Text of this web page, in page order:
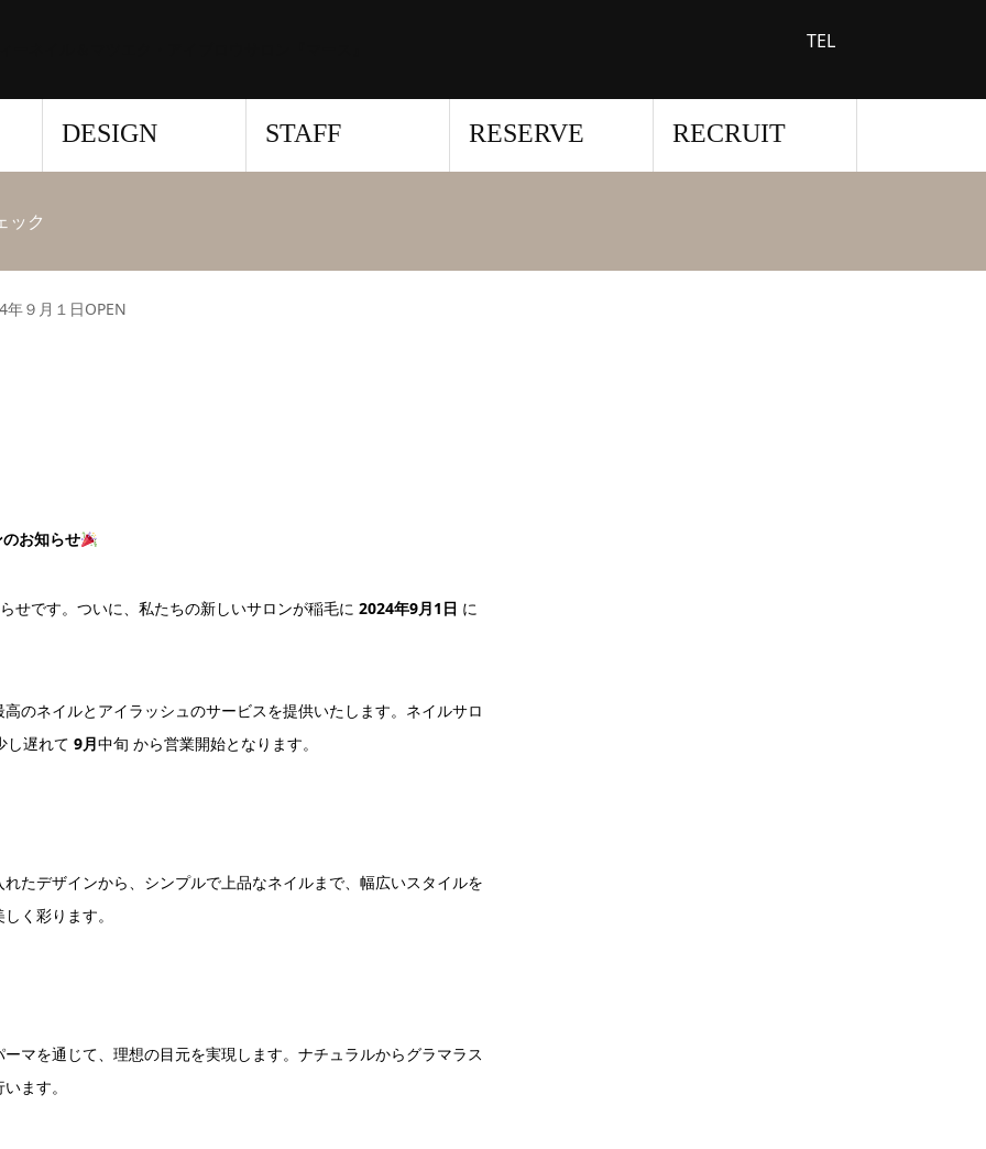
TEL
DESIGN STAFF RESERVE RECRUIT
ック
年９月１日OPEN
お知らせ
せです。ついに、私たちの新しいサロンが稲毛に 2024年9月1日 に
のネイルとアイラッシュのサービスを提供いたします。ネイルサロ
し遅れて 9月中旬 から営業開始となります。
たデザインから、シンプルで上品なネイルまで、幅広いスタイルを
く彩ります。
マを通じて、理想の目元を実現します。ナチュラルからグラマラス
ます。